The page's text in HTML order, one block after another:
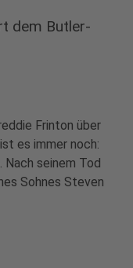
dem Butler-
Frinton über
es immer noch:
Nach seinem Tod
Sohnes Steven